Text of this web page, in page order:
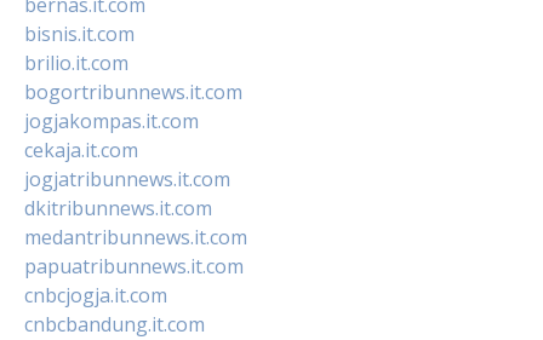
bisnis.it.com
brilio.it.com
bogortribunnews.it.com
jogjakompas.it.com
cekaja.it.com
jogjatribunnews.it.com
dkitribunnews.it.com
medantribunnews.it.com
papuatribunnews.it.com
cnbcjogja.it.com
cnbcbandung.it.com